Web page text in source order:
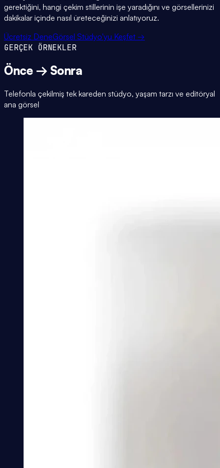
gerektiğini, hangi çekim stillerinin işe yaradığını ve görsellerinizi
dakikalar içinde nasıl üreteceğinizi anlatıyoruz.
Ücretsiz DeneGörsel Stüdyo'yu Keşfet →
GERÇEK ÖRNEKLER
Önce → Sonra
Telefonla çekilmiş tek kareden stüdyo, yaşam tarzı ve editöryal
ana görsel